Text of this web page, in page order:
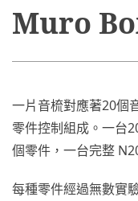
Muro
一片音梳對應著20個
零件控制組成。一台
個零件，一台完整
每種零件經過無數實